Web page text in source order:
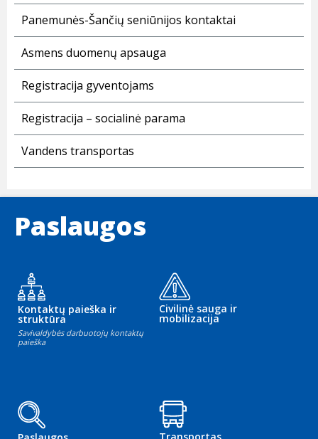
Panemunės-Šančių seniūnijos kontaktai
Asmens duomenų apsauga
Registracija gyventojams
Registracija – socialinė parama
Vandens transportas
Paslaugos
Kontaktų paieška ir
struktūra
Savivaldybės darbuotojų kontaktų
paieška
Civilinė sauga ir
mobilizacija